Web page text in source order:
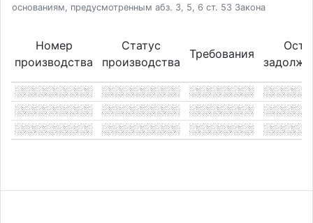
основаниям, предусмотренным абз. 3, 5, 6 ст. 53 Закона
Номер
производства
Статус
производства
Требования